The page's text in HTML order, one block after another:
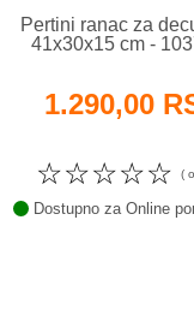
Pertini ranac za
41x30x15 cm -
1.290,00
☆
☆
☆
☆
☆ (
Dostupno za Online